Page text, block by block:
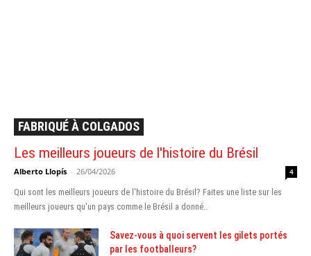
FABRIQUÉ À COLGADOS
Les meilleurs joueurs de l'histoire du Brésil
Alberto Llopís - 26/04/2026 4
Qui sont les meilleurs joueurs de l'histoire du Brésil? Faites une liste sur les
meilleurs joueurs qu'un pays comme le Brésil a donné..
Savez-vous à quoi servent les gilets portés
par les footballeurs?